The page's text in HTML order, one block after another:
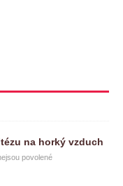
na horký vzduch
povolené